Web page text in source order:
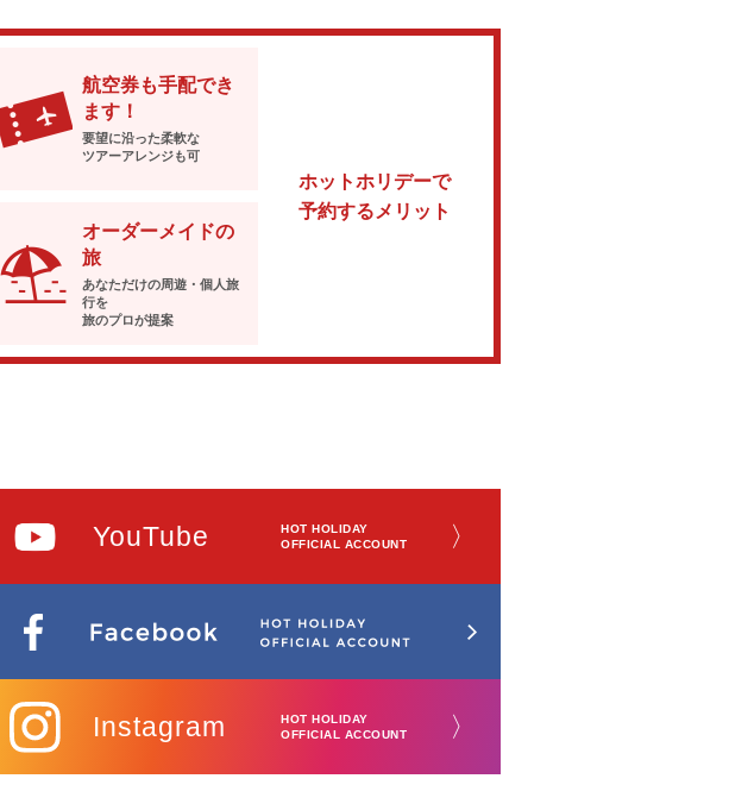
ホットホリデーで
予約するメリット
航空券も手配でき
ます！
要望に沿った柔軟な
ツアーアレンジも可
オーダーメイドの
旅
あなただけの周遊・個人旅
行を
旅のプロが提案
YouTube
HOT HOLIDAY
OFFICIAL ACCOUNT
〉
Instagram
HOT HOLIDAY
OFFICIAL ACCOUNT
〉